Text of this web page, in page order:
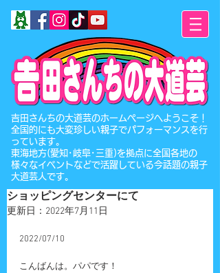
​吉田さんちの大道芸のホームページへようこそ！
全国的にも大変珍しい親子でパフォーマンスを行
っています。
東海地方(愛知･岐阜･三重)を拠点に全国各地の
様々なイベントなどで活躍している今話題の親子
大道芸人です。
ショッピングセンターにて
更新日： 2022年7月11日
2022/07/10
こんばんは。パパです！